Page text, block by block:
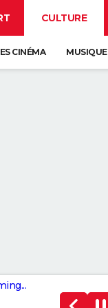
CULTURE
CINÉMA MUSIQUE